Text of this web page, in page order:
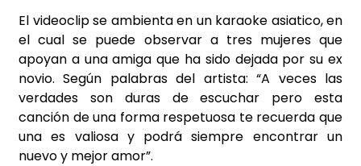
El videoclip se ambienta en un karaoke asiatico, en
el cual se puede observar a tres mujeres que
apoyan a una amiga que ha sido dejada por su ex
novio. Según palabras del artista: “A veces las
verdades son duras de escuchar pero esta
canción de una forma respetuosa te recuerda que
una es valiosa y podrá siempre encontrar un
nuevo y mejor amor”.